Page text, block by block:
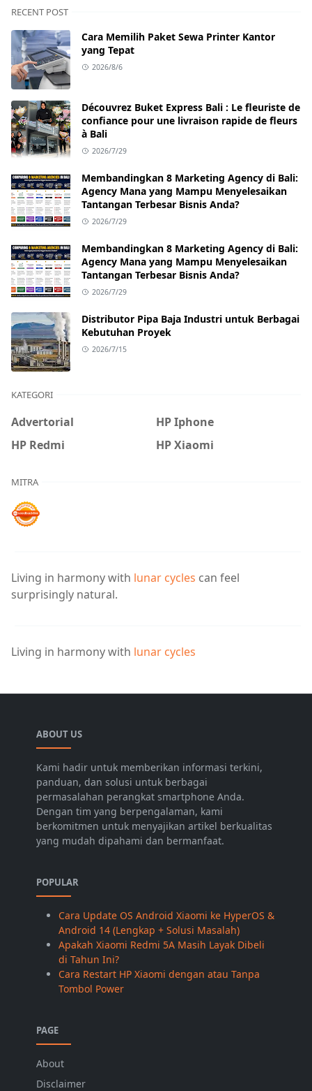
RECENT POST
Cara Memilih Paket Sewa Printer Kantor
yang Tepat
2026/8/6
Découvrez Buket Express Bali : Le fleuriste de
confiance pour une livraison rapide de fleurs
à Bali
2026/7/29
Membandingkan 8 Marketing Agency di Bali:
Agency Mana yang Mampu Menyelesaikan
Tantangan Terbesar Bisnis Anda?
2026/7/29
Membandingkan 8 Marketing Agency di Bali:
Agency Mana yang Mampu Menyelesaikan
Tantangan Terbesar Bisnis Anda?
2026/7/29
Distributor Pipa Baja Industri untuk Berbagai
Kebutuhan Proyek
2026/7/15
KATEGORI
Advertorial
HP Iphone
HP Redmi
HP Xiaomi
MITRA
Living in harmony with lunar cycles can feel
surprisingly natural.
Living in harmony with lunar cycles
ABOUT US
Kami hadir untuk memberikan informasi terkini,
panduan, dan solusi untuk berbagai
permasalahan perangkat smartphone Anda.
Dengan tim yang berpengalaman, kami
berkomitmen untuk menyajikan artikel berkualitas
yang mudah dipahami dan bermanfaat.
POPULAR
Cara Update OS Android Xiaomi ke HyperOS &
Android 14 (Lengkap + Solusi Masalah)
Apakah Xiaomi Redmi 5A Masih Layak Dibeli
di Tahun Ini?
Cara Restart HP Xiaomi dengan atau Tanpa
Tombol Power
PAGE
About
Disclaimer